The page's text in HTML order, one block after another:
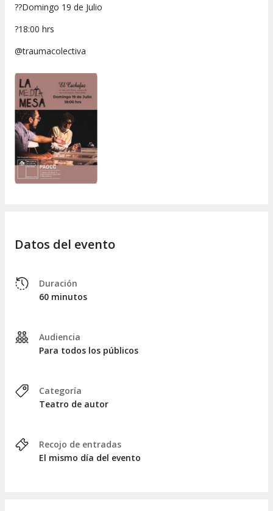
??Domingo 19 de Julio
?18:00 hrs
@traumacolectiva
Datos del evento
Duración
60 minutos
Audiencia
Para todos los públicos
Categoría
Teatro de autor
Recojo de entradas
El mismo día del evento